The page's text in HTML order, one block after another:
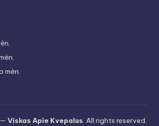
mėn.
Viskas Apie Kvepalus. All rights reserved.